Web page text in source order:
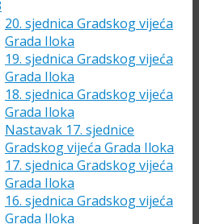
20. sjednica Gradskog vijeća
Grada Iloka
19. sjednica Gradskog vijeća
Grada Iloka
18. sjednica Gradskog vijeća
Grada Iloka
Nastavak 17. sjednice
Gradskog vijeća Grada Iloka
17. sjednica Gradskog vijeća
Grada Iloka
16. sjednica Gradskog vijeća
Grada Iloka